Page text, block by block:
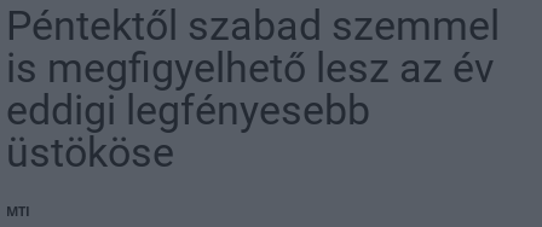
Péntektől szabad szemmel
is megfigyelhető lesz az év
eddigi legfényesebb
üstököse
MTI